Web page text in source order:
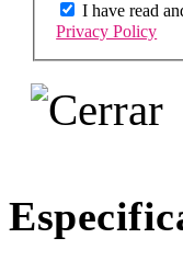
I have read
Privacy Policy